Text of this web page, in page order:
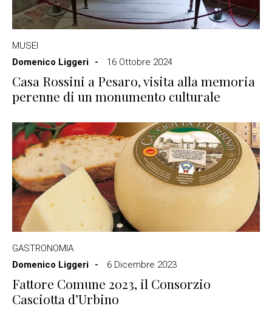
MUSEI
Domenico Liggeri
16 Ottobre 2024
Casa Rossini a Pesaro, visita alla memoria
perenne di un monumento culturale
GASTRONOMIA
Domenico Liggeri
6 Dicembre 2023
Fattore Comune 2023, il Consorzio
Casciotta d’Urbino